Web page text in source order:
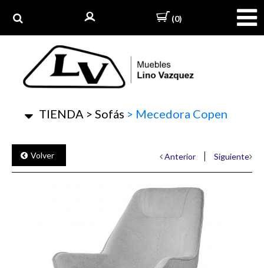
(0)
TIENDA > Sofás > Mecedora Copen
Volver Anterior Siguiente